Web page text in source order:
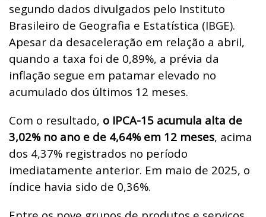
segundo dados divulgados pelo Instituto
Brasileiro de Geografia e Estatística (IBGE).
Apesar da desaceleração em relação a abril,
quando a taxa foi de 0,89%, a prévia da
inflação segue em patamar elevado no
acumulado dos últimos 12 meses.
Com o resultado, o IPCA-15 acumula alta de
3,02% no ano e de 4,64% em 12 meses, acima
dos 4,37% registrados no período
imediatamente anterior. Em maio de 2025, o
índice havia sido de 0,36%.